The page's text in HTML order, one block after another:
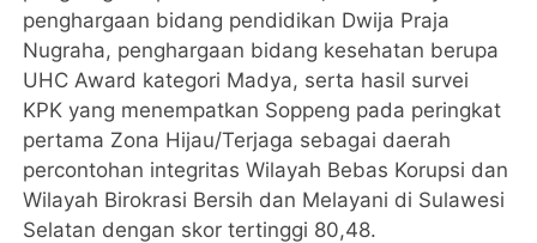
penghargaan bidang pendidikan Dwija Praja
Nugraha, penghargaan bidang kesehatan berupa
UHC Award kategori Madya, serta hasil survei
KPK yang menempatkan Soppeng pada peringkat
pertama Zona Hijau/Terjaga sebagai daerah
percontohan integritas Wilayah Bebas Korupsi dan
Wilayah Birokrasi Bersih dan Melayani di Sulawesi
Selatan dengan skor tertinggi 80,48.